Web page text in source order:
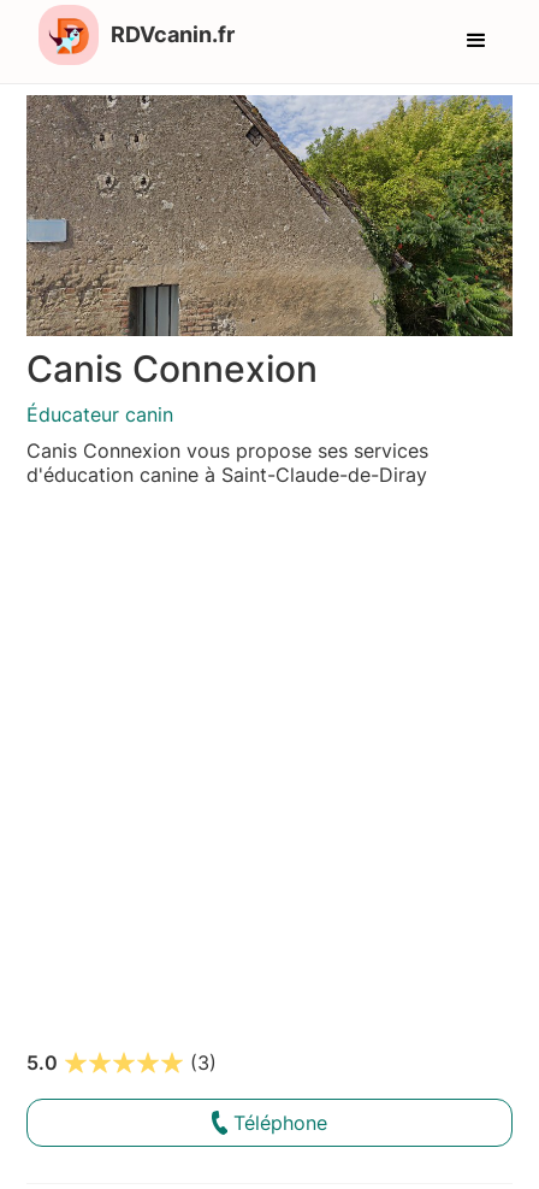
RDVcanin.fr
Canis Connexion
Éducateur canin
Canis Connexion vous propose ses services
d'éducation canine à Saint-Claude-de-Diray
5.0 (3)
Téléphone